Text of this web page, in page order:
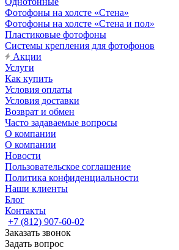
Фотофоны на холсте «Стена»
Фотофоны на холсте «Стена и пол»
Пластиковые фотофоны
Системы крепления для фотофонов
Акции
Услуги
Как купить
Условия оплаты
Условия доставки
Возврат и обмен
Часто задаваемые вопросы
О компании
О компании
Новости
Пользовательское соглашение
Политика конфиденциальности
Наши клиенты
Блог
Контакты
+7 (812) 907-60-02
Заказать звонок
Задать вопрос